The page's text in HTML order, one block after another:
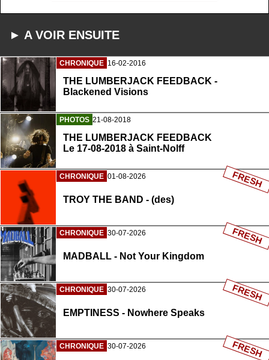
► A VOIR ENSUITE
CHRONIQUE 16-02-2016
THE LUMBERJACK FEEDBACK -
Blackened Visions
PHOTOS 21-08-2018
THE LUMBERJACK FEEDBACK
Le 17-08-2018 à Saint-Nolff
CHRONIQUE 01-08-2026
TROY THE BAND - (des)
FRESH
CHRONIQUE 30-07-2026
MADBALL - Not Your Kingdom
FRESH
CHRONIQUE 30-07-2026
EMPTINESS - Nowhere Speaks
FRESH
CHRONIQUE 30-07-2026 FRESH